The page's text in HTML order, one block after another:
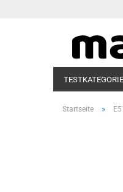
TESTKATEGORIE
Startseite »